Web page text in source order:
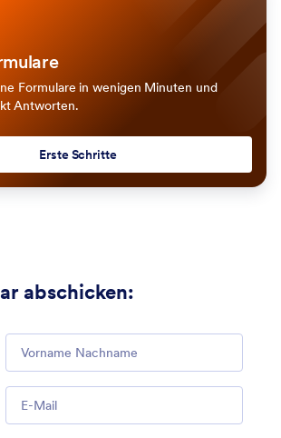
Formulare in wenigen Minuten und
Antworten.
Erste Schritte
abschicken: